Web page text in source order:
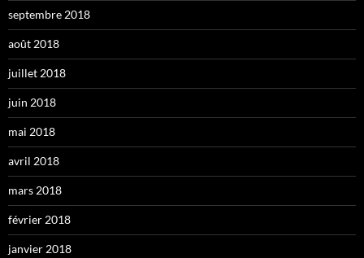
septembre 2018
août 2018
juillet 2018
juin 2018
mai 2018
avril 2018
mars 2018
février 2018
janvier 2018